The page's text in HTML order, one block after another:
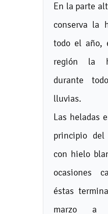
En la parte
conserva la
todo el año,
región la
durante
lluvias.
Las heladas
principio
con hielo
ocasiones
éstas
marzo a